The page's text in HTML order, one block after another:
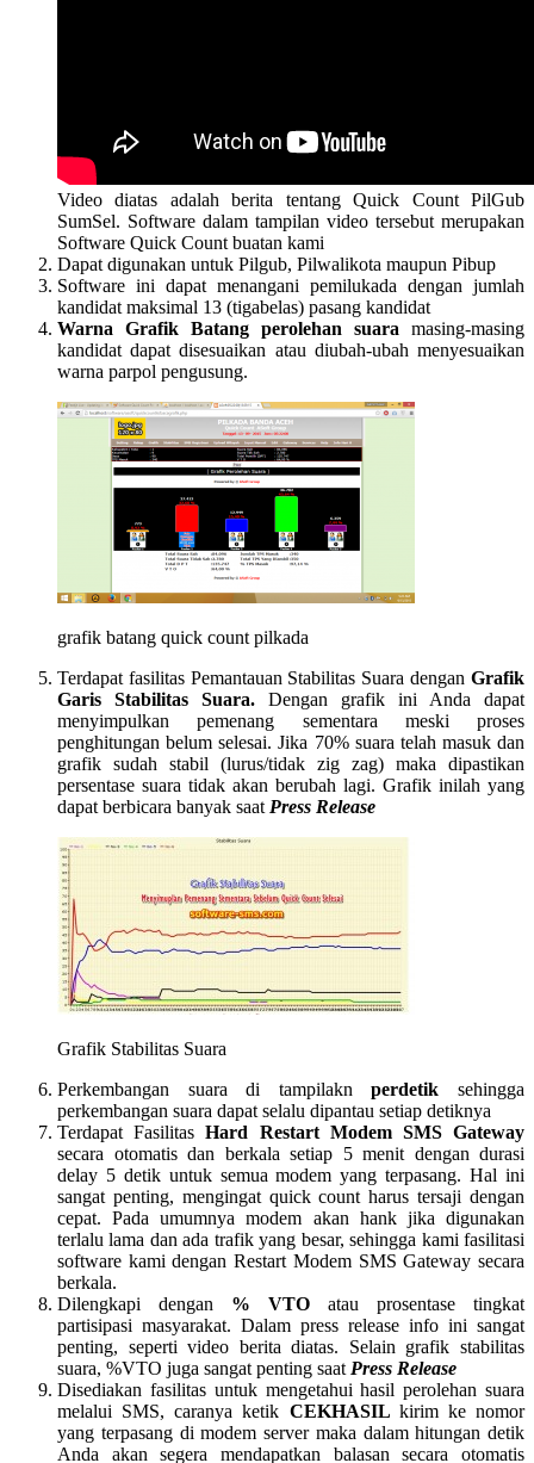
Video diatas adalah berita tentang Quick Count PilGub
SumSel. Software dalam tampilan video tersebut merupakan
Software Quick Count buatan kami
Dapat digunakan untuk Pilgub, Pilwalikota maupun Pibup
Software ini dapat menangani pemilukada dengan jumlah
kandidat maksimal 13 (tigabelas) pasang kandidat
Warna Grafik Batang perolehan suara masing-masing
kandidat dapat disesuaikan atau diubah-ubah menyesuaikan
warna parpol pengusung.
grafik batang quick count pilkada
Terdapat fasilitas Pemantauan Stabilitas Suara dengan Grafik
Garis Stabilitas Suara. Dengan grafik ini Anda dapat
menyimpulkan pemenang sementara meski proses
penghitungan belum selesai. Jika 70% suara telah masuk dan
grafik sudah stabil (lurus/tidak zig zag) maka dipastikan
persentase suara tidak akan berubah lagi. Grafik inilah yang
dapat berbicara banyak saat Press Release
Grafik Stabilitas Suara
Perkembangan suara di tampilaknperdetik sehingga
perkembangan suara dapat selalu dipantau setiap detiknya
Terdapat FasilitasHard Restart Modem SMS Gateway
secara otomatis dan berkala setiap 5 menit dengan durasi
delay 5 detik untuk semua modem yang terpasang. Hal ini
sangat penting, mengingat quick count harus tersaji dengan
cepat. Pada umumnya modem akan hank jika digunakan
terlalu lama dan ada trafik yang besar, sehingga kami fasilitasi
software kami dengan Restart Modem SMS Gateway secara
berkala.
Dilengkapi dengan % VTO atau prosentase tingkat
partisipasi masyarakat. Dalam press release info ini sangat
penting, seperti video berita diatas. Selain grafik stabilitas
suara, %VTO juga sangat penting saat Press Release
Disediakan fasilitas untuk mengetahui hasil perolehan suara
melalui SMS, caranya ketik CEKHASIL kirim ke nomor
yang terpasang di modem server maka dalam hitungan detik
Anda akan segera mendapatkan balasan secara otomatis